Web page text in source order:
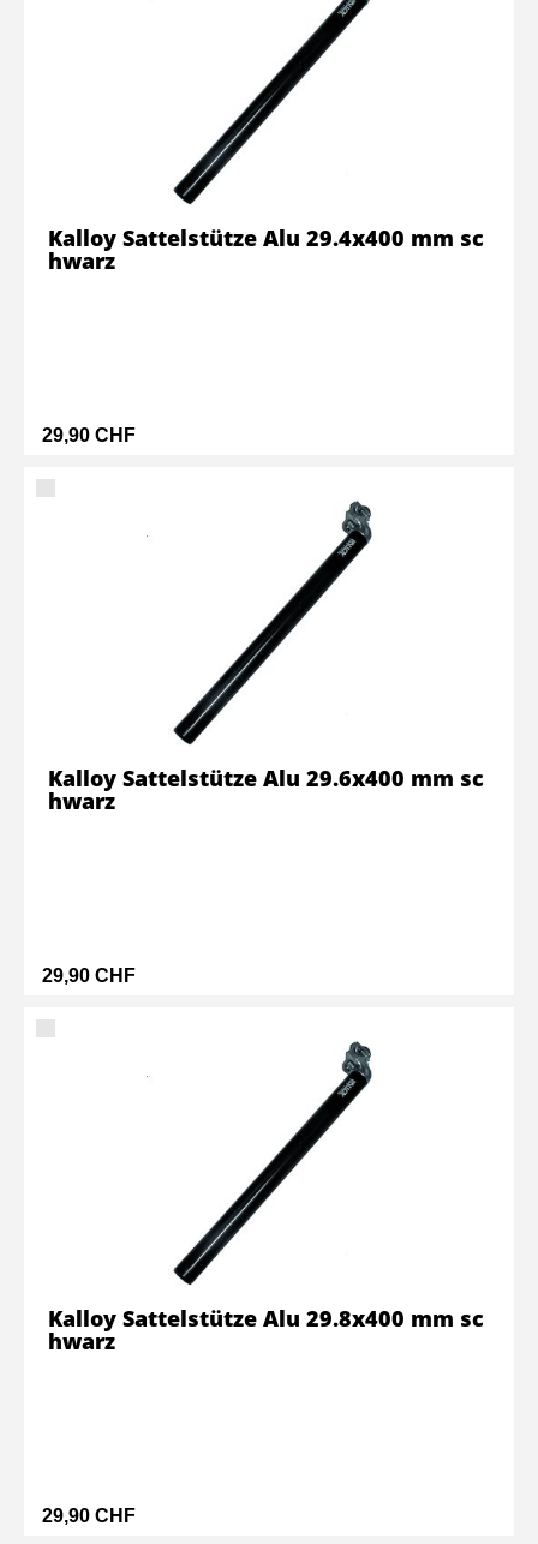
29,90 CHF
Kalloy Sattelstütze Alu 29.4x400 mm sc
hwarz
29,90 CHF
Kalloy Sattelstütze Alu 29.6x400 mm sc
hwarz
29,90 CHF
Kalloy Sattelstütze Alu 29.8x400 mm sc
hwarz